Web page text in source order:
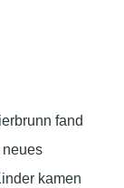
fand
neues
kamen